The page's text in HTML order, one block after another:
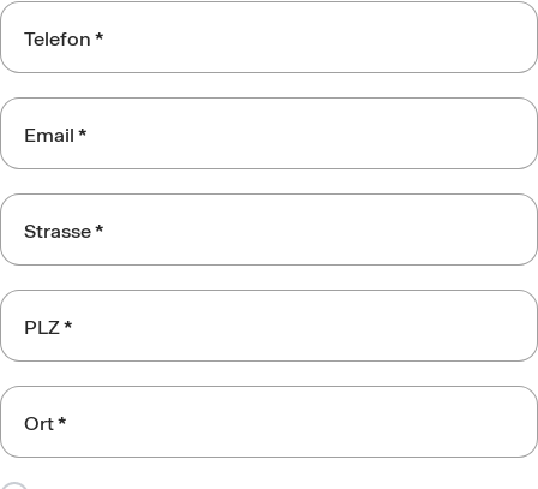
Telefon*
Email*
Strasse*
PLZ*
Ort*